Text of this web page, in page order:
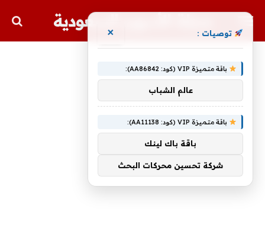
مجلة الأسهم السعودية
توصيات : ×
باقة متميزة VIP (كود: AA86842):
عالم الشباب
باقة متميزة VIP (كود: AA11138):
باقة باك لينك
شركة تحسين محركات البحث